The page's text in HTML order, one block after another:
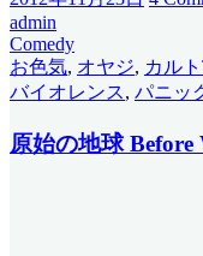
admin
Comedy
お色気, オヤジ, カル
バイオレンス, パニッ
原始の地球 Before